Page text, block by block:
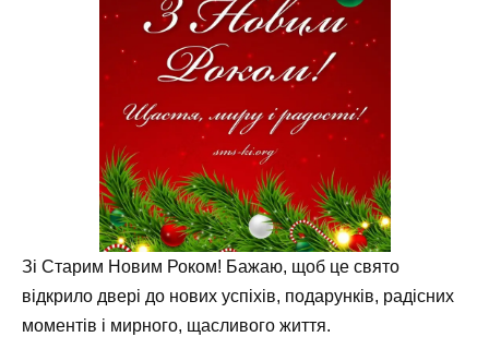
Зі Старим Новим Роком! Бажаю, щоб це свято
відкрило двері до нових успіхів, подарунків, радісних
моментів і мирного, щасливого життя.